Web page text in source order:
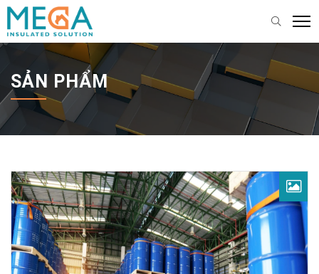
SẢN PHẨM